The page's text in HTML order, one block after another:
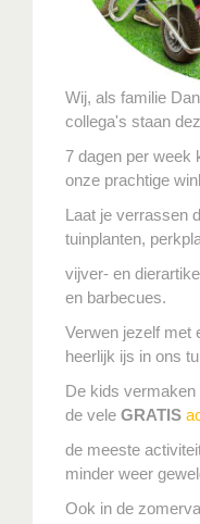
Wij, als familie
collega's staan
7 dagen per week
onze prachtige
Laat je verrassen
tuinplanten,
vijver- en
en barbecues.
Verwen jezelf met
heerlijk ijs in ons
De kids
de vele GRATIS
de meeste
minder weer
Ook in de